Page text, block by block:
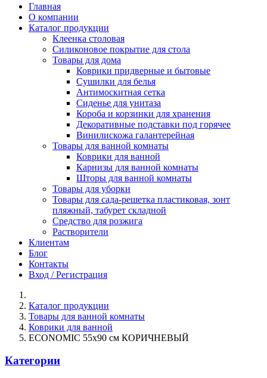
Главная
О компании
Каталог продукции
Клеенка столовая
Силиконовое покрытие для стола
Товары для дома
Коврики придверные и бытовые
Сушилки для белья
Антимоскитная сетка
Сиденье для унитаза
Короба и корзинки для хранения
Декоративные подставки под горячее
Винилискожа галантерейная
Товары для ванной комнаты
Коврики для ванной
Карнизы для ванной комнаты
Шторы для ванной комнаты
Товары для уборки
Товары для сада-решетка пластиковая, зонт
пляжный, табурет складной
Средство для розжига
Растворители
Клиентам
Блог
Контакты
Вход / Регистрация
Каталог продукции
Товары для ванной комнаты
Коврики для ванной
ECONOMIC 55х90 см КОРИЧНЕВЫЙ
Категории